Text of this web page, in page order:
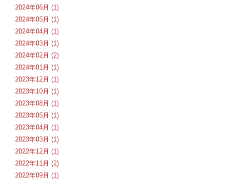
2024年06月 (1)
2024年05月 (1)
2024年04月 (1)
2024年03月 (1)
2024年02月 (2)
2024年01月 (1)
2023年12月 (1)
2023年10月 (1)
2023年08月 (1)
2023年05月 (1)
2023年04月 (1)
2023年03月 (1)
2022年12月 (1)
2022年11月 (2)
2022年09月 (1)